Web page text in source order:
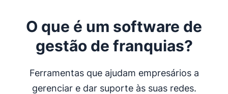
O que é um software de
gestão de franquias?
Ferramentas que ajudam empresários a
gerenciar e dar suporte às suas redes.